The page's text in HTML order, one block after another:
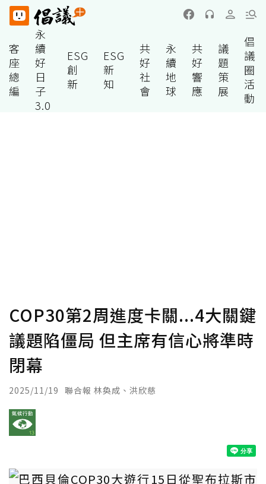
客
座
總
編
永
續
好
日
子
3.0
ESG
創
新
ESG
新
知
共
好
社
會
永
續
地
球
共
好
響
應
議
題
策
展
倡
議
圈
活
動
COP30第2周進度卡關...4大關鍵
議題陷僵局 但主席有信心將準時
閉幕
2025/11/19 聯合報 林奐成、洪欣慈